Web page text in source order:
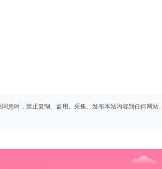
意时，禁止复制、盗用、采集、发布本站内容到任何网站